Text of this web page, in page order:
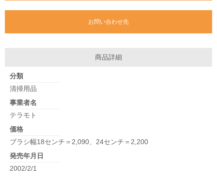
お問い合わせ先
商品詳細
分類
清掃用品
事業者名
テラモト
価格
ブラシ幅18センチ＝2,090、24センチ＝2,200
発売年月日
2002/2/1